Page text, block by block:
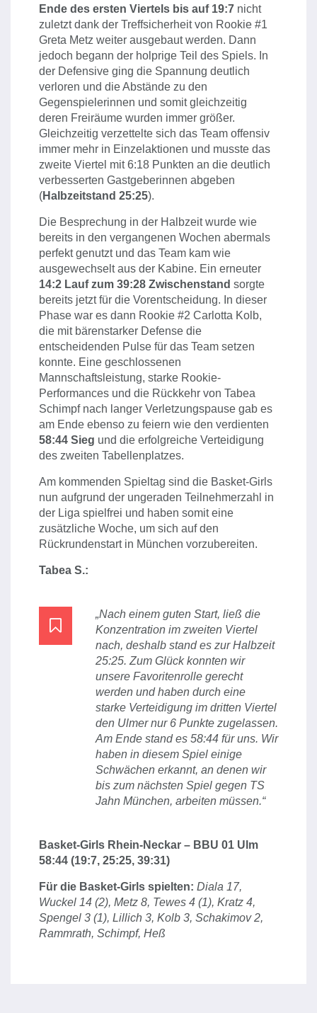
Ende des ersten Viertels bis auf 19:7 nicht
zuletzt dank der Treffsicherheit von Rookie #1
Greta Metz weiter ausgebaut werden. Dann
jedoch begann der holprige Teil des Spiels. In
der Defensive ging die Spannung deutlich
verloren und die Abstände zu den
Gegenspielerinnen und somit gleichzeitig
deren Freiräume wurden immer größer.
Gleichzeitig verzettelte sich das Team offensiv
immer mehr in Einzelaktionen und musste das
zweite Viertel mit 6:18 Punkten an die deutlich
verbesserten Gastgeberinnen abgeben
(Halbzeitstand 25:25).
Die Besprechung in der Halbzeit wurde wie
bereits in den vergangenen Wochen abermals
perfekt genutzt und das Team kam wie
ausgewechselt aus der Kabine. Ein erneuter
14:2 Lauf zum 39:28 Zwischenstand sorgte
bereits jetzt für die Vorentscheidung. In dieser
Phase war es dann Rookie #2 Carlotta Kolb,
die mit bärenstarker Defense die
entscheidenden Pulse für das Team setzen
konnte. Eine geschlossenen
Mannschaftsleistung, starke Rookie-
Performances und die Rückkehr von Tabea
Schimpf nach langer Verletzungspause gab es
am Ende ebenso zu feiern wie den verdienten
58:44 Sieg und die erfolgreiche Verteidigung
des zweiten Tabellenplatzes.
Am kommenden Spieltag sind die Basket-Girls
nun aufgrund der ungeraden Teilnehmerzahl in
der Liga spielfrei und haben somit eine
zusätzliche Woche, um sich auf den
Rückrundenstart in München vorzubereiten.
Tabea S.:
„Nach einem guten Start, ließ die
Konzentration im zweiten Viertel
nach, deshalb stand es zur Halbzeit
25:25. Zum Glück konnten wir
unsere Favoritenrolle gerecht
werden und haben durch eine
starke Verteidigung im dritten Viertel
den Ulmer nur 6 Punkte zugelassen.
Am Ende stand es 58:44 für uns. Wir
haben in diesem Spiel einige
Schwächen erkannt, an denen wir
bis zum nächsten Spiel gegen TS
Jahn München, arbeiten müssen.“
Basket-Girls Rhein-Neckar – BBU 01 Ulm
58:44 (19:7, 25:25, 39:31)
Für die Basket-Girls spielten: Diala 17,
Wuckel 14 (2), Metz 8, Tewes 4 (1), Kratz 4,
Spengel 3 (1), Lillich 3, Kolb 3, Schakimov 2,
Rammrath, Schimpf, Heß